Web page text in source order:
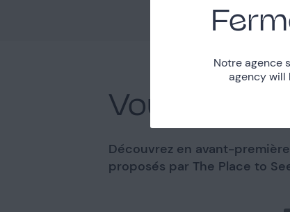
Vous
Découvrez en avant-
proposés par The Place to
Notre agence
agency will